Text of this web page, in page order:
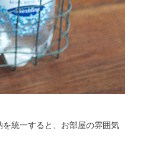
統一すると、お部屋の雰囲気